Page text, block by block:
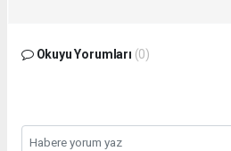
Okuyu Yorumları (0)